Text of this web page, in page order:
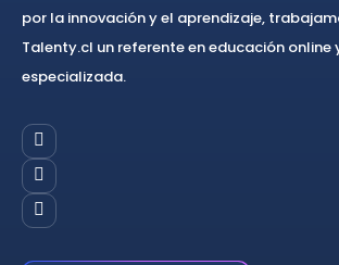
por la innovación y el aprendizaje,
Talenty.cl un referente en educación
especializada.